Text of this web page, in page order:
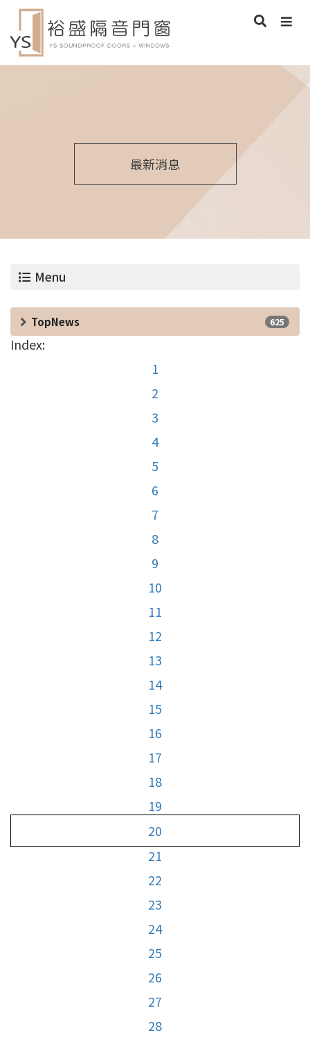
最新消息
Menu
TopNews 625
Index:
1
2
3
4
5
6
7
8
9
10
11
12
13
14
15
16
17
18
19
20
21
22
23
24
25
26
27
28